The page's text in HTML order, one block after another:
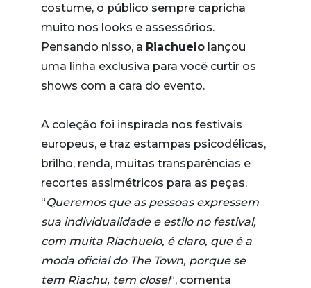
costume, o público sempre capricha
muito nos looks e assessórios.
Pensando nisso, a Riachuelo lançou
uma linha exclusiva para você curtir os
shows com a cara do evento.
A coleção foi inspirada nos festivais
europeus, e traz estampas psicodélicas,
brilho, renda, muitas transparências e
recortes assimétricos para as peças.
“Queremos que as pessoas expressem
sua individualidade e estilo no festival,
com muita Riachuelo, é claro, que é a
moda oficial do The Town, porque se
tem Riachu, tem close!“, comenta